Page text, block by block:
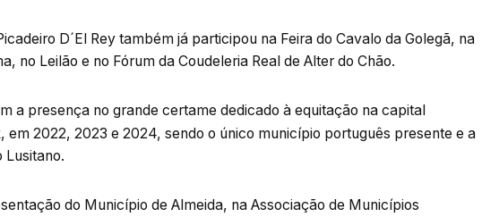
D´El Rey também já participou na Feira do Cavalo da Golegã, na
no Leilão e no Fórum da Coudeleria Real de Alter do Chão.
a presença no grande certame dedicado à equitação na capital
em 2022, 2023 e 2024, sendo o único município português presente e a
Lusitano.
do Município de Almeida, na Associação de Municípios